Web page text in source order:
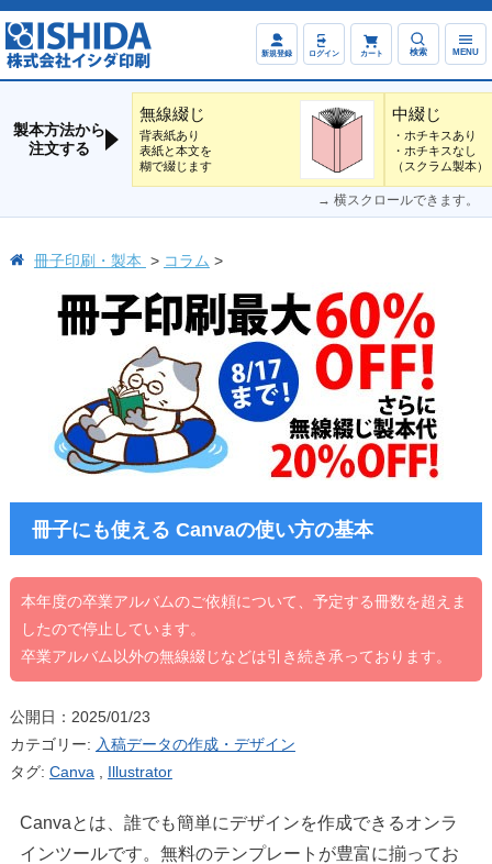
新規登録 ログイン カート 検索 MENU
製本方法から
注文する
無線綴じ
背表紙あり
表紙と本文を
糊で綴じます
中綴じ
・ホチキスあり
・ホチキスなし
（スクラム製本）
→ 横スクロールできます。
冊子印刷・製本 コラム
冊子にも使える Canvaの使い方の基本
本年度の卒業アルバムのご依頼について、予定する冊数を超えま
したので停止しています。
卒業アルバム以外の無線綴じなどは引き続き承っております。
公開日：2025/01/23
カテゴリー: 入稿データの作成・デザイン
タグ: Canva Illustrator
Canvaとは、誰でも簡単にデザインを作成できるオンラ
インツールです。無料のテンプレートが豊富に揃ってお